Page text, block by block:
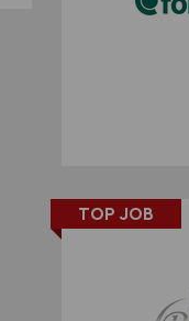
TOP JOB